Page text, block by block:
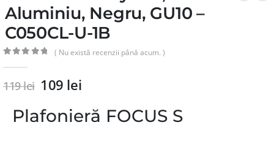
Aluminiu, Negru, GU10 –
C050CL-U-1B
( Nu există recenzii până acum. )
119lei 109 lei
Plafonieră FOCUS S